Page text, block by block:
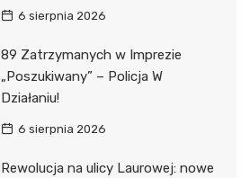
6 sierpnia 2026
89 Zatrzymanych w Imprezie
„Poszukiwany” – Policja W
Działaniu!
6 sierpnia 2026
Rewolucja na ulicy Laurowej: nowe